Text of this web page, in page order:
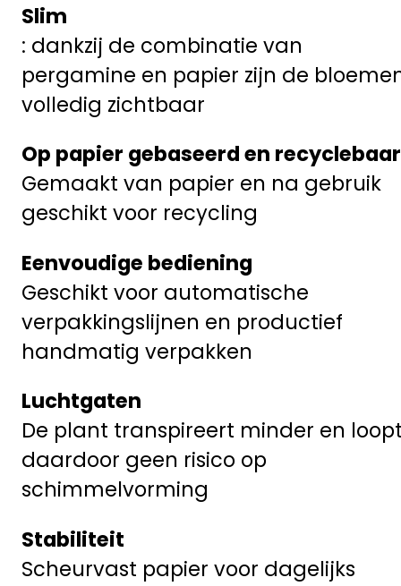
Slim
: dankzij de combinatie van
pergamine en papier zijn de
volledig zichtbaar
Op papier gebaseerd en recyclebaar
Gemaakt van papier en na gebruik
geschikt voor recycling
Eenvoudige bediening
Geschikt voor automatische
verpakkingslijnen en productief
handmatig verpakken
Luchtgaten
De plant transpireert minder en
daardoor geen risico op
schimmelvorming
Stabiliteit
Scheurvast papier voor dagelijks